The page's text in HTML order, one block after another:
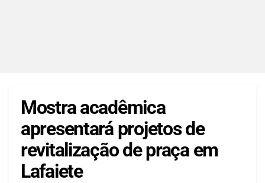
Mostra acadêmica
apresentará projetos de
revitalização de praça em
Lafaiete